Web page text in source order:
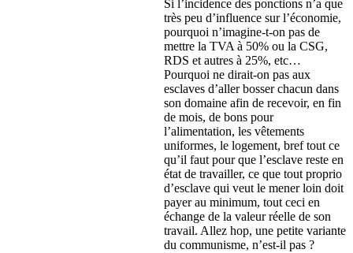
Si l’incidence des ponctions n’a que
très peu d’influence sur l’économie,
pourquoi n’imagine-t-on pas de
mettre la TVA à 50% ou la CSG,
RDS et autres à 25%, etc…
Pourquoi ne dirait-on pas aux
esclaves d’aller bosser chacun dans
son domaine afin de recevoir, en fin
de mois, de bons pour
l’alimentation, les vêtements
uniformes, le logement, bref tout ce
qu’il faut pour que l’esclave reste en
état de travailler, ce que tout proprio
d’esclave qui veut le mener loin doit
payer au minimum, tout ceci en
échange de la valeur réelle de son
travail. Allez hop, une petite variante
du communisme, n’est-il pas ?